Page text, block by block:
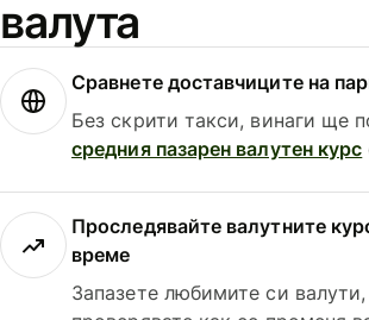
валута
Сравнете доставчиците на
Без скрити такси, винаги ще
средния пазарен валутен курс
Проследявайте валутните
време
Запазете любимите си